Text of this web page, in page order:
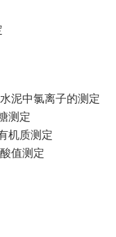
水泥中氯离子的测定
测定
机质测定
值测定